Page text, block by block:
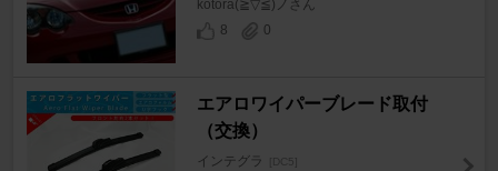
kotora(≧▽≦)ノさん
8
0
エアロワイパーブレード取付
（交換）
インテグラ [DC5]